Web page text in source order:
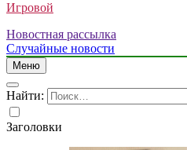
Игровой
Новостная рассылка
Случайные новости
Меню
Найти:
Заголовки